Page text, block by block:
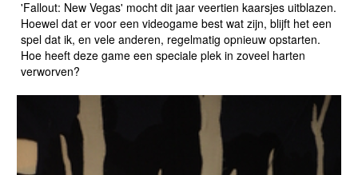
'Fallout: New Vegas' mocht dit jaar veertien kaarsjes uitblazen.
Hoewel dat er voor een videogame best wat zijn, blijft het een
spel dat ik, en vele anderen, regelmatig opnieuw opstarten.
Hoe heeft deze game een speciale plek in zoveel harten
verworven?